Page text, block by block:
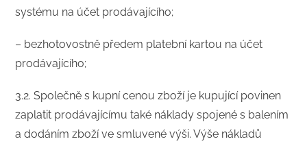
systému na účet prodávajícího;
– bezhotovostně předem platební kartou na účet
prodávajícího;
3.2. Společně s kupní cenou zboží je kupující povinen
zaplatit prodávajícímu také náklady spojené s balením
a dodáním zboží ve smluvené výši. Výše nákladů